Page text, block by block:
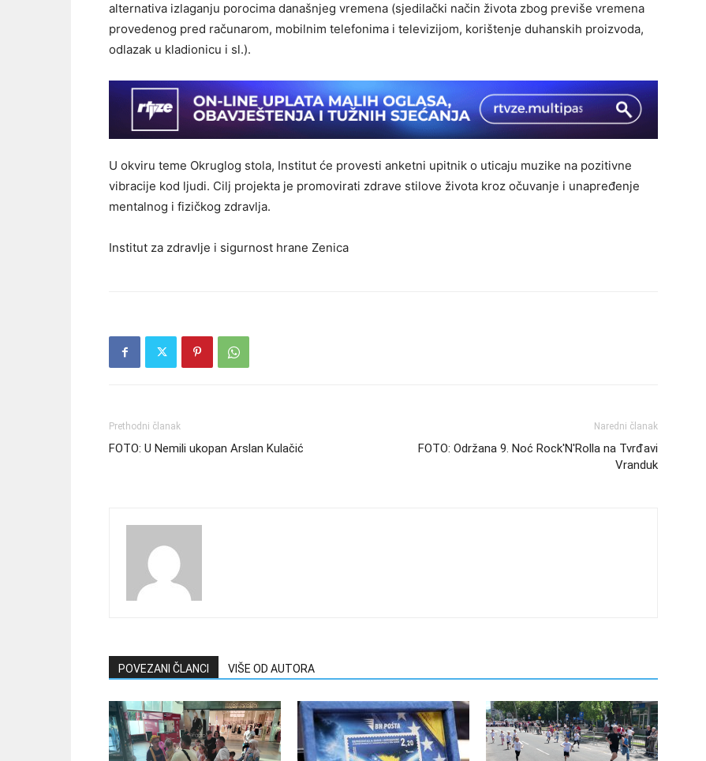
alternativa izlaganju porocima današnjeg vremena (sjedilački način života zbog previše vremena
provedenog pred računarom, mobilnim telefonima i televizijom, korištenje duhanskih proizvoda,
odlazak u kladionicu i sl.).
U okviru teme Okruglog stola, Institut će provesti anketni upitnik o uticaju muzike na pozitivne
vibracije kod ljudi. Cilj projekta je promovirati zdrave stilove života kroz očuvanje i unapređenje
mentalnog i fizičkog zdravlja.
Institut za zdravlje i sigurnost hrane Zenica
Prethodni članak
FOTO: U Nemili ukopan Arslan Kulačić
Naredni članak
FOTO: Održana 9. Noć Rock'N'Rolla na Tvrđavi
Vranduk
POVEZANI ČLANCI VIŠE OD AUTORA